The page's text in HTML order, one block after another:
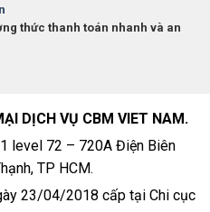
thức thanh toán nhanh và an
DỊCH VỤ CBM VIET NAM.
level 72 – 720A Điện Biên
TP HCM.
23/04/2018 cấp tại Chi cục